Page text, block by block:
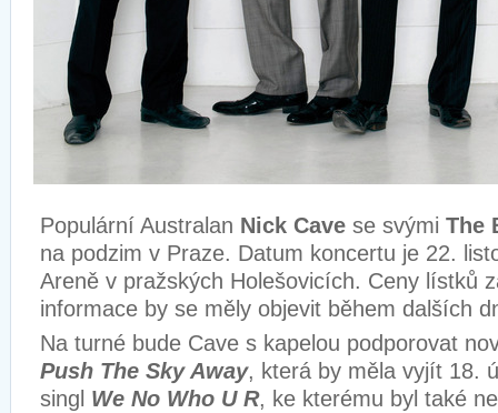
Populární Australan Nick Cave se svými The
na podzim v Praze. Datum koncertu je 22.
Areně v pražských Holešovicích. Ceny lístků
informace by se měly objevit během dalších
Na turné bude Cave s kapelou podporovat
Push The Sky Away, která by měla vyjít 18.
singl We No Who U R, ke kterému byl také